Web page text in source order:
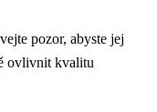
pozor, abyste jej
ovlivnit kvalitu